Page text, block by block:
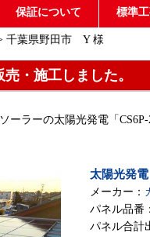
保証について 標準
千葉県野田市 Y 様
・施工しました。
ラーの太陽光発電「
太陽光発電
メーカー：
パネル品番：
パネル合計